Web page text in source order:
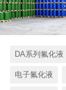
DA系列氟化液
电子氟化液